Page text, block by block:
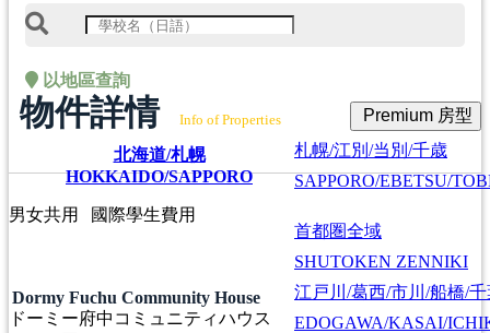
以地區查詢
北海道/札幌
HOKKAIDO/SAPPORO
札幌/江別/当別/千歳
SAPPORO/EBETSU/
首都圏全域
SHUTOKEN ZENNIKI
江戸川/葛西/市川/船橋/千
EDOGAWA/KASAI/
物件詳情 Info of Properties Premium 房型
男女共用 國際學生費用
Dormy Fuchu Community House
ドーミー府中コミュニティハウス